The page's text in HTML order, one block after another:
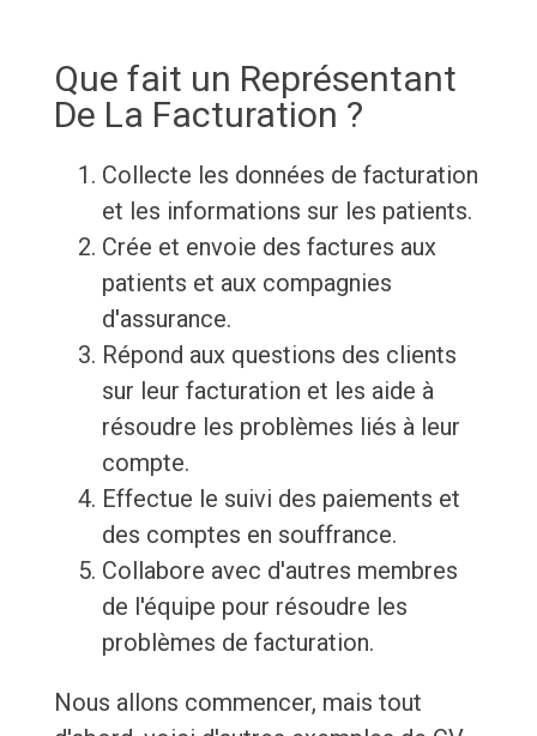
Que fait un Représentant
De La Facturation ?
Collecte les données de facturation
et les informations sur les patients.
Crée et envoie des factures aux
patients et aux compagnies
d'assurance.
Répond aux questions des clients
sur leur facturation et les aide à
résoudre les problèmes liés à leur
compte.
Effectue le suivi des paiements et
des comptes en souffrance.
Collabore avec d'autres membres
de l'équipe pour résoudre les
problèmes de facturation.
Nous allons commencer, mais tout